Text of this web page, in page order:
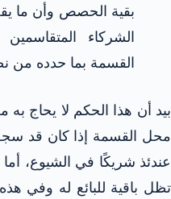
بقية الحصص وأن ما
الشركاء
القسمة بما حدده من
بيد أن هذا الحكم لا يحاج
محل القسمة إذا كان قد
عندئذ شريكًا في الشيوع،
تظل باقية للبائع له وفي